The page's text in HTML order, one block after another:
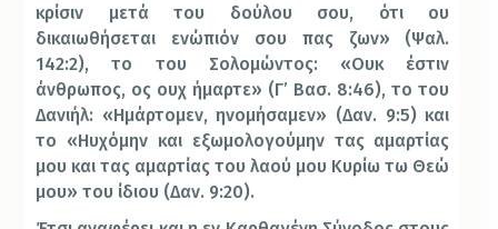
κρίσιν μετά του δούλου σου, ότι ου
δικαιωθήσεται ενώπιόν σου πας ζων» (Ψαλ.
142:2), το του Σολομώντος: «Ουκ έστιν
άνθρωπος, ος ουχ ήμαρτε» (Γ’ Βασ. 8:46), το του
Δανιήλ: «Ημάρτομεν, ηνομήσαμεν» (Δαν. 9:5) και
το «Ηυχόμην και εξωμολογούμην τας αμαρτίας
μου και τας αμαρτίας του λαού μου Κυρίω τω Θεώ
μου» του ίδιου (Δαν. 9:20).